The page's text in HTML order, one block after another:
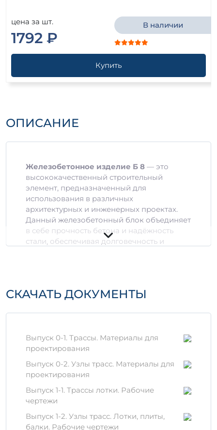
цена за шт.
1792 ₽
В наличии
Купить
ОПИСАНИЕ
Железобетонное изделие Б 8 — это
высококачественный строительный
элемент, предназначенный для
использования в различных
архитектурных и инженерных проектах.
Данный железобетонный блок объединяет
в себе прочность бетона и надёжность
стали, обеспечивая долговечность и
железобетонного
изделия Б 8
выдерживает значительные нагрузки,
что делает его идеальным для
использования в сооружениях с
высокими эксплуатационными
требованиями.
Стабильность форм и размеров:
благодаря технологии производства
железобетон сохраняет свою
геометрическую точность, что важно
СКАЧАТЬ ДОКУМЕНТЫ
Выпуск 0-1. Трассы. Материалы для
проектирования
Выпуск 0-2. Узлы трасс. Материалы для
проектирования
Выпуск 1-1. Трассы лотки. Рабочие
чертежи
Выпуск 1-2. Узлы трасс. Лотки, плиты,
балки. Рабочие чертежи